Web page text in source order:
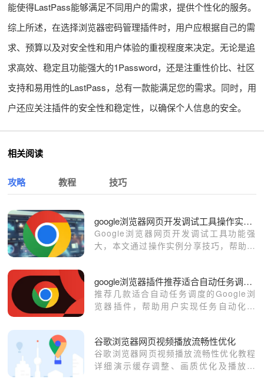
能使得LastPass能够满足不同用户的需求，提供个性化的服务。
综上所述，在选择浏览器密码管理插件时，用户应根据自己的需
求、预算以及对安全性和用户体验的重视程度来决定。无论是追
求高效、稳定且功能强大的1Password，还是注重性价比、社区
支持和易用性的LastPass，总有一款能满足您的需求。同时，用
户还应关注插件的安全性和稳定性，以确保个人信息的安全。
相关阅读
攻略 教程 技巧
google浏览器网页开发调试工具操作实例分享
Google浏览器网页开发调试工具功能强
大，本文通过操作实例分享技巧，帮助开
google浏览器插件推荐适合自动任务调度的工具
推荐几款适合自动任务调度的Google浏
览器插件，帮助用户实现任务自动化管
谷歌浏览器网页视频播放流畅性优化
谷歌浏览器网页视频播放流畅性优化教程
详细演示缓存调整、画质优化及播放设